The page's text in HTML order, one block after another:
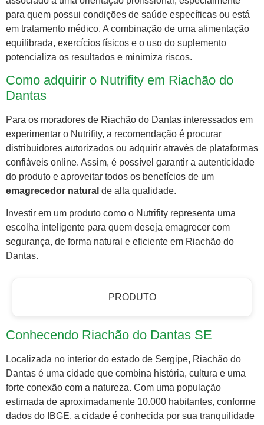
para quem possui condições de saúde específicas ou está
em tratamento médico. A combinação de uma alimentação
equilibrada, exercícios físicos e o uso do suplemento
potencializa os resultados e minimiza riscos.
Como adquirir o Nutrifity em Riachão do
Dantas
Para os moradores de Riachão do Dantas interessados em
experimentar o Nutrifity, a recomendação é procurar
distribuidores autorizados ou adquirir através de plataformas
confiáveis online. Assim, é possível garantir a autenticidade
do produto e aproveitar todos os benefícios de um
emagrecedor natural de alta qualidade.
Investir em um produto como o Nutrifity representa uma
escolha inteligente para quem deseja emagrecer com
segurança, de forma natural e eficiente em Riachão do
Dantas.
PRODUTO
Conhecendo Riachão do Dantas SE
Localizada no interior do estado de Sergipe, Riachão do
Dantas é uma cidade que combina história, cultura e uma
forte conexão com a natureza. Com uma população
estimada de aproximadamente 10.000 habitantes, conforme
dados do IBGE, a cidade é conhecida por sua tranquilidade